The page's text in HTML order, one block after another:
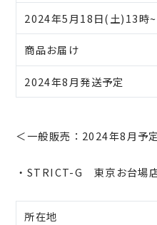
2024年5月18日(土)13時
商品お届け
2024年8月発送予定
＜一般販売：2024年8月予
・STRICT-G 東京お台場
所在地